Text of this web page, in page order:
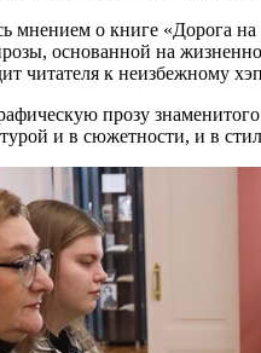
мнением о книге «Дорога
основанной на
читателя к неизбежному
прозу
и в сюжетности, и в